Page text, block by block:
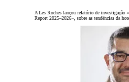
A Les Roches lançou relatório de
Report 2025–2026», sobre as tendências da